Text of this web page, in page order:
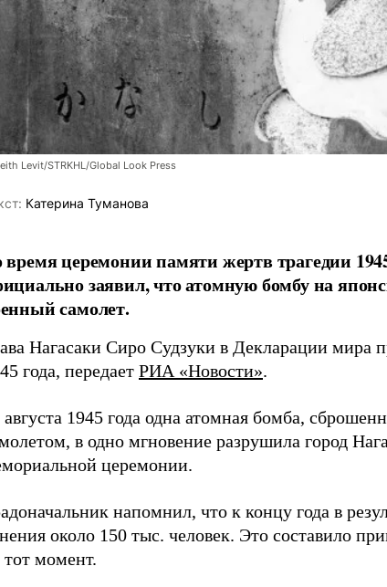
Levit/STRKHL/Global Look Press
Катерина Туманова
время церемонии памяти жертв трагедии
заявил, что атомную бомбу на
самолет.
Нагасаки Сиро Судзуки в Декларации мира
года, передает РИА «Новости».
августа 1945 года одна атомная бомба,
в одно мгновение разрушила город
церемонии.
напомнил, что к концу года в
около 150 тыс. человек. Это составило
тот момент.